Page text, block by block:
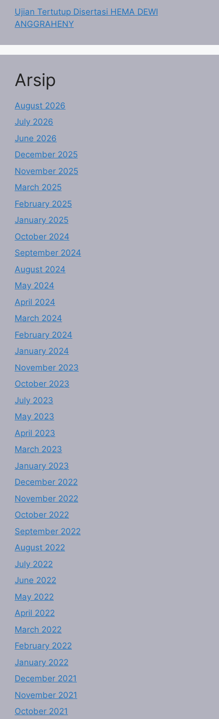
Ujian Tertutup Disertasi HEMA DEWI
ANGGRAHENY
Arsip
August 2026
July 2026
June 2026
December 2025
November 2025
March 2025
February 2025
January 2025
October 2024
September 2024
August 2024
May 2024
April 2024
March 2024
February 2024
January 2024
November 2023
October 2023
July 2023
May 2023
April 2023
March 2023
January 2023
December 2022
November 2022
October 2022
September 2022
August 2022
July 2022
June 2022
May 2022
April 2022
March 2022
February 2022
January 2022
December 2021
November 2021
October 2021